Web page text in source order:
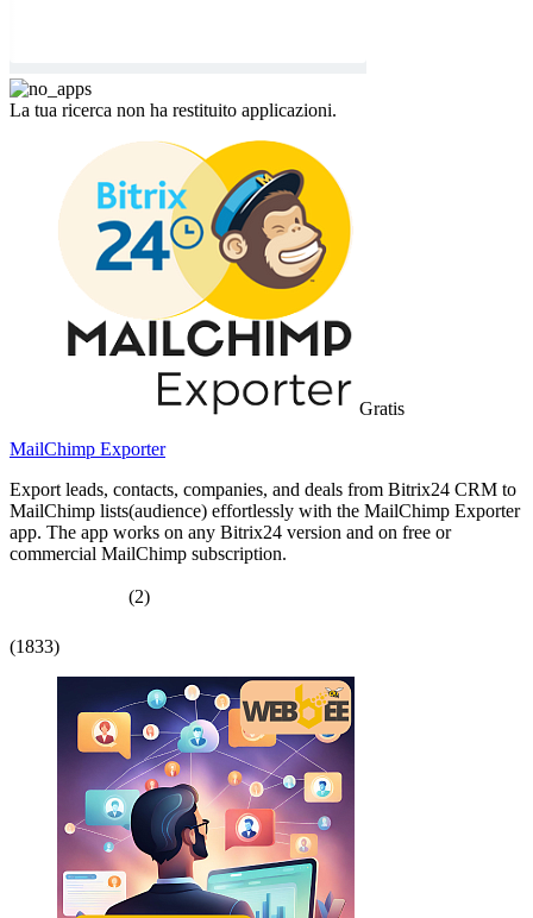
La tua ricerca non ha restituito applicazioni.
Gratis
MailChimp Exporter
Export leads, contacts, companies, and deals from Bitrix24 CRM to
MailChimp lists(audience) effortlessly with the MailChimp Exporter
app. The app works on any Bitrix24 version and on free or
commercial MailChimp subscription.
(2)
(1833)